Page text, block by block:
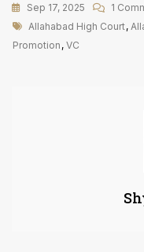
Sep 17, 2025 1
Tags
Allahabad High Court,
Promotion , VC